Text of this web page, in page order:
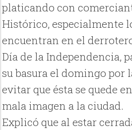
platicando con
Histórico, especialmente
encuentran en el
Día de la Independencia,
su basura el domingo por
evitar que ésta se quede
mala imagen a la ciudad.
Explicó que al estar